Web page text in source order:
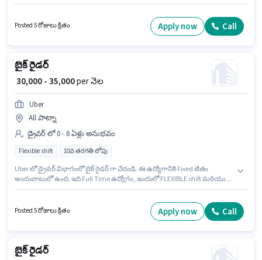
ఉద్యోగం 0 - 6 ఏళ్లు సంవత్సరాల అనుభవం ఉన్న వారికి కోసం, నెల జీతం ₹35000
Posted 5 రోజులు క్రితం Apply now Call
బైక్ రైడర్
₹ 30,000 - 35,000per నెల
Uber
All పాట్నా
డ్రైవర్ లో 0 - 6 ఏళ్లు అనుభవం
Flexible shift 10వ తరగతి లోపు
Uber లో డ్రైవర్ విభాగంలో బైక్ రైడర్ గా చేరండి. ఈ ఉద్యోగానికి Fixed జీతం
అందుబాటులో ఉంది. ఇది Full Time ఉద్యోగం, ఇందులో FLEXIBLE shift మరియు
వారికి కోసం, నెల జీతం ₹35000 ఉంటుంది.
Posted 5 రోజులు క్రితం Apply now Call
బైక్ రైడర్